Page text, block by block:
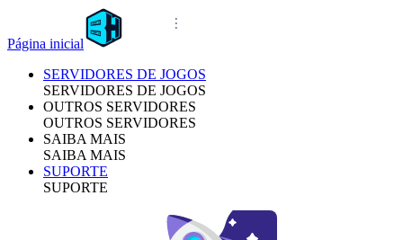
Página inicial
SERVIDORES DE JOGOS
SERVIDORES DE JOGOS
OUTROS SERVIDORES
OUTROS SERVIDORES
SAIBA MAIS
SAIBA MAIS
SUPORTE
SUPORTE